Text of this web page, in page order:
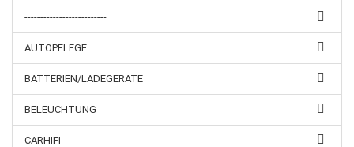
--------------------------
AUTOPFLEGE
BATTERIEN/LADEGERÄTE
BELEUCHTUNG
CARHIFI